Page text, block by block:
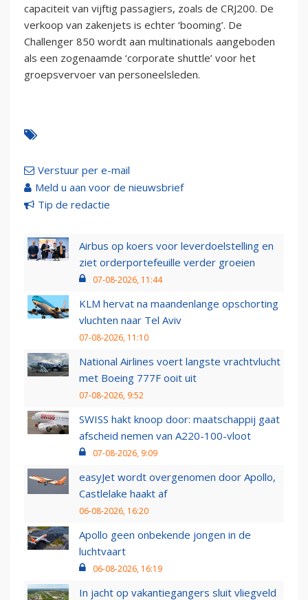
capaciteit van vijftig passagiers, zoals de CRJ200. De
verkoop van zakenjets is echter ‘booming’. De
Challenger 850 wordt aan multinationals aangeboden
als een zogenaamde ‘corporate shuttle’ voor het
groepsvervoer van personeelsleden.
Verstuur per e-mail
Meld u aan voor de nieuwsbrief
Tip de redactie
Airbus op koers voor leverdoelstelling en
ziet orderportefeuille verder groeien
07-08-2026, 11:44
KLM hervat na maandenlange opschorting
vluchten naar Tel Aviv
07-08-2026, 11:10
National Airlines voert langste vrachtvlucht
met Boeing 777F ooit uit
07-08-2026, 9:52
SWISS hakt knoop door: maatschappij gaat
afscheid nemen van A220-100-vloot
07-08-2026, 9:09
easyJet wordt overgenomen door Apollo,
Castlelake haakt af
06-08-2026, 16:20
Apollo geen onbekende jongen in de
luchtvaart
06-08-2026, 16:19
In jacht op vakantiegangers sluit vliegveld